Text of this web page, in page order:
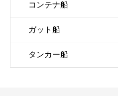
コンテナ船
ガット船
タンカー船